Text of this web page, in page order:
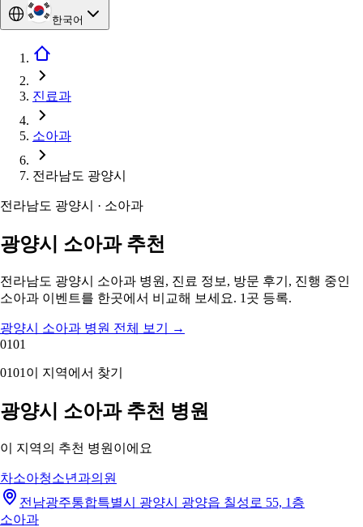
한국어
진료과
소아과
전라남도 광양시
전라남도 광양시 · 소아과
광양시 소아과 추천
전라남도 광양시 소아과 병원, 진료 정보, 방문 후기, 진행 중인
소아과 이벤트를 한곳에서 비교해 보세요. 1곳 등록.
광양시 소아과 병원 전체 보기
→
0101
0101 이 지역에서 찾기
광양시 소아과 추천 병원
이 지역의 추천 병원이에요
차소아청소년과의원
전남광주통합특별시 광양시 광양읍 칠성로 55, 1층
소아과